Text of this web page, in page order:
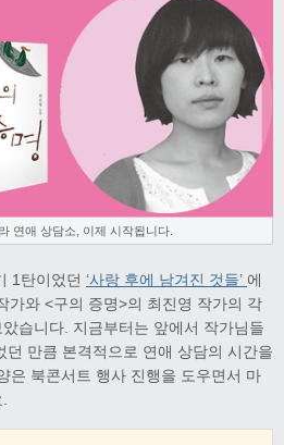
연애 상담소, 이제 시작됩니다.
1탄이었던 ‘사랑 후에 남겨진 것들’ 에
가와 <구의 증명>의 최진영 작가의 각
습니다. 지금부터는 앞에서 작가님들
던 만큼 본격적으로 연애 상담의 시간을
은 북콘서트 행사 진행을 도우면서 마